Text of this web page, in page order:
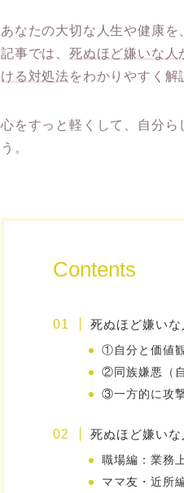
あなたの大切な人生や健康
記事では、 死ぬほど嫌いな人
ける 対処法をわかりやすく解
心をすっと軽くして、自分ら
う。
Contents
死ぬほど嫌い
①自分と価値
②同族嫌悪（
③一方的に攻
死ぬほど嫌いな
職場編：業務
ママ友・近所